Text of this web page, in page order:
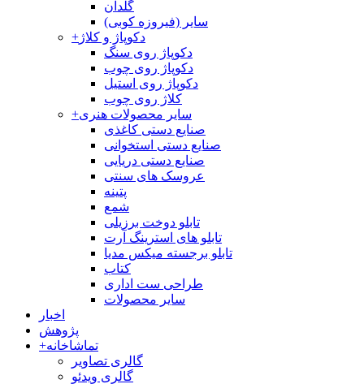
گلدان
سایر (فیروزه کوبی)
+دکوپاژ و کلاژ
دکوپاژ روی سنگ
دکوپاژ روی چوب
دکوپاژ روی استیل
کلاژ روی چوب
+سایر محصولات هنری
صنایع دستی کاغذی
صنایع دستی استخوانی
صنایع دستی دریایی
عروسک های سنتی
پتینه
شمع
تابلو دوخت برزیلی
تابلو های استرینگ آرت
تابلو برجسته میکس مدیا
کتاب
طراحی ست اداری
سایر محصولات
اخبار
پژوهش
+تماشاخانه
گالری تصاویر
گالری ویدئو